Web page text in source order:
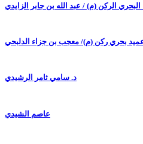
البحري الركن (م) / عبد الله بن جابر الزايدي
بحري ركن (م)/ معجب بن جزاء الدلبحي
د. سامي ثامر الرشيدي
عاصم الشيدي